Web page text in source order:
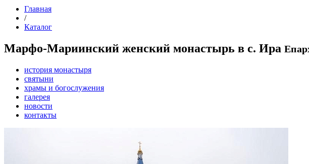
Главная
/
Каталог
Марфо-Мариинский женский монастырь в с. Ира
история монастыря
святыни
храмы и богослужения
галерея
новости
контакты